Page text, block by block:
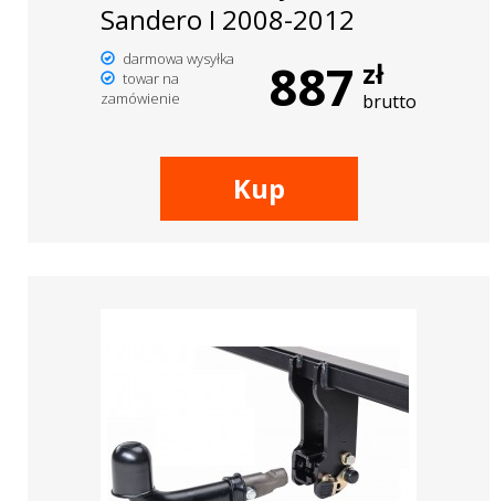
Sandero I 2008-2012
darmowa wysyłka
towar na
zamówienie
887 zł
brutto
Kup